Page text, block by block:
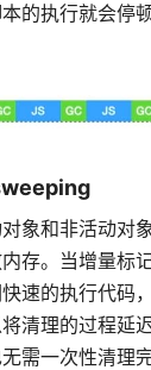
的执行就会停
象和非活动对
存。当增量标
速的执行代码
清理的过程延
需一次性清理